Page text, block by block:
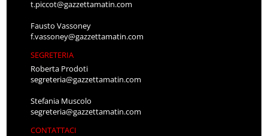
t.piccot@gazzettamatin.com
Fausto Vassoney
f.vassoney@gazzettamatin.com
SEGRETERIA
Roberta Prodoti
segreteria@gazzettamatin.com
Stefania Muscolo
segreteria@gazzettamatin.com
CONTATTACI